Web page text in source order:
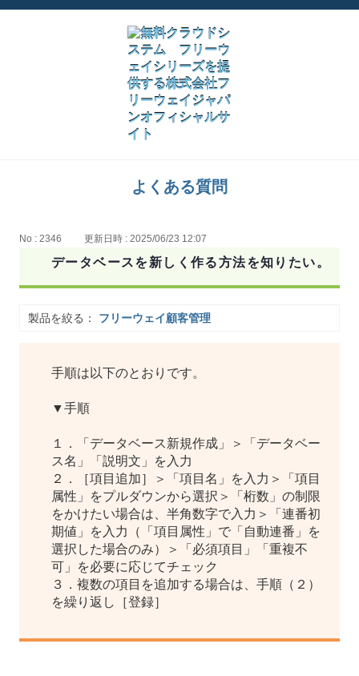
よくある質問
No : 2346 更新日時 : 2025/06/23 12:07
データベースを新しく作る方法を知りたい。
製品を絞る： フリーウェイ顧客管理
手順は以下のとおりです。
▼手順
１．「データベース新規作成」＞「データベー
ス名」「説明文」を入力
２．［項目追加］＞「項目名」を入力＞「項目
属性」をプルダウンから選択＞「桁数」の制限
をかけたい場合は、半角数字で入力＞「連番初
期値」を入力（「項目属性」で「自動連番」を
選択した場合のみ）＞「必須項目」「重複不
可」を必要に応じてチェック
３．複数の項目を追加する場合は、手順（２）
を繰り返し［登録］